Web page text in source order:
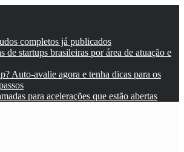
completos já publicados
de startups brasileiras por área de atuação e
Auto-avalie agora e tenha dicas para os
para acelerações que estão abertas